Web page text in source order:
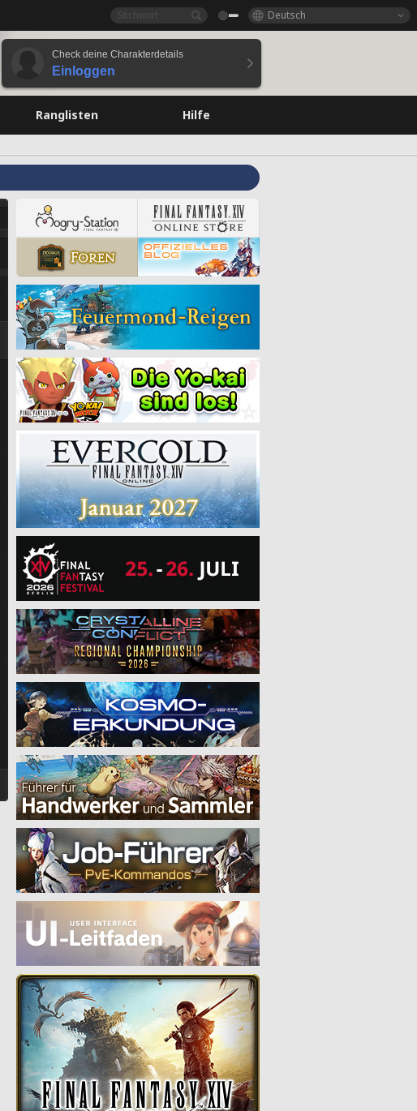
Deutsch
Check deine Charakterdetails
Einloggen
Ranglisten Hilfe